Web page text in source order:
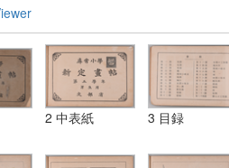
2 中表紙 3 目録